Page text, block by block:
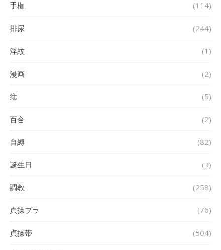
手枷 (114)
排尿 (244)
淫紋 (1)
漫画 (2)
痣 (5)
百合 (2)
自縛 (82)
誕生日 (3)
調教 (258)
貞操ブラ (76)
貞操帯 (504)